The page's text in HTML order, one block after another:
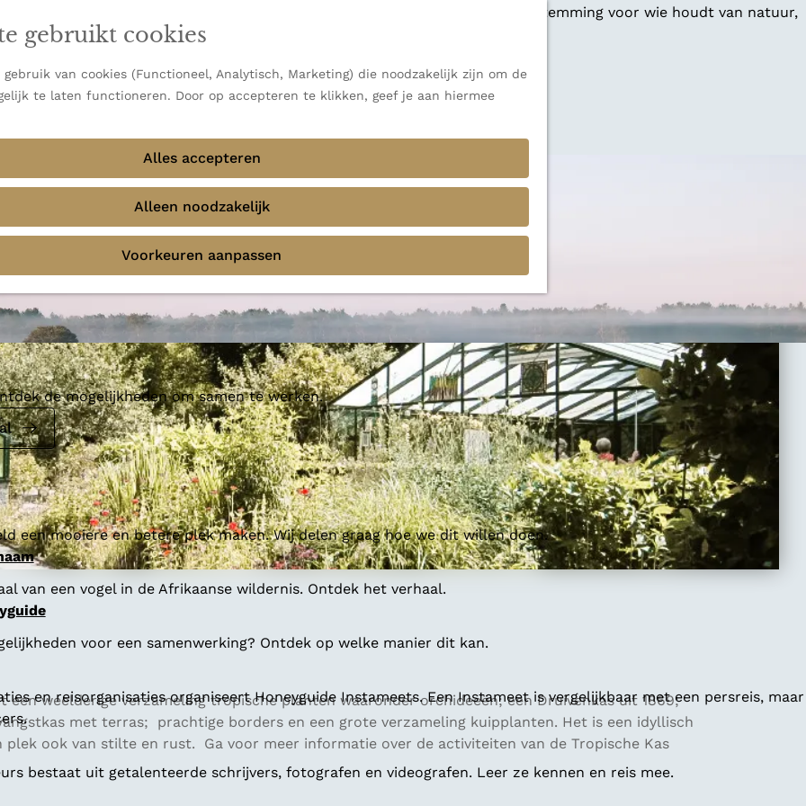
gebruikt cookies
van cookies (Functioneel, Analytisch, Marketing) die noodzakelijk zijn om de
te laten functioneren. Door op accepteren te klikken, geef je aan hiermee
Alles accepteren
Alleen noodzakelijk
Voorkeuren aanpassen
vooral bekend om zijn indrukwekkende Alpen, maar ook een veelzijdige bestemming voor wie houdt van natuur,
uitzichten.
de mogelijkheden om samen te werken.
een mooiere en betere plek maken. Wij delen graag hoe we dit willen doen.
van een vogel in de Afrikaanse wildernis. Ontdek het verhaal.
voor een samenwerking? Ontdek op welke manier dit kan.
en reisorganisaties organiseert Honeyguide Instameets. Een Instameet is vergelijkbaar met een persreis, maar
bestaat uit getalenteerde schrijvers, fotografen en videografen. Leer ze kennen en reis mee.
weelderige verzameling tropische planten waaronder orchideeën; een Druivenkas uit 1869;
met terras; prachtige borders en een grote verzameling kuipplanten. Het is een idyllisch
ook van stilte en rust. Ga voor meer informatie over de activiteiten van de Tropische Kas